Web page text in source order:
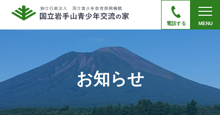
電話する MENU
お知らせ